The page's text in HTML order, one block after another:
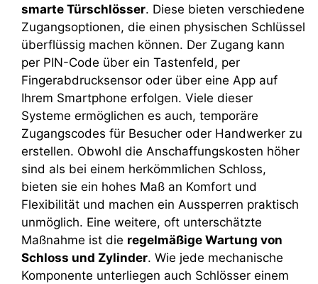
smarte Türschlösser. Diese bieten verschiedene
Zugangsoptionen, die einen physischen Schlüssel
überflüssig machen können. Der Zugang kann
per PIN-Code über ein Tastenfeld, per
Fingerabdrucksensor oder über eine App auf
Ihrem Smartphone erfolgen. Viele dieser
Systeme ermöglichen es auch, temporäre
Zugangscodes für Besucher oder Handwerker zu
erstellen. Obwohl die Anschaffungskosten höher
sind als bei einem herkömmlichen Schloss,
bieten sie ein hohes Maß an Komfort und
Flexibilität und machen ein Aussperren praktisch
unmöglich. Eine weitere, oft unterschätzte
Maßnahme ist die regelmäßige Wartung von
Schloss und Zylinder. Wie jede mechanische
Komponente unterliegen auch Schlösser einem